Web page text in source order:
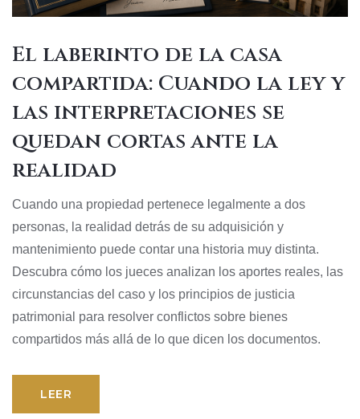
El laberinto de la casa
compartida: Cuando la ley y
las interpretaciones se
quedan cortas ante la
realidad
Cuando una propiedad pertenece legalmente a dos
personas, la realidad detrás de su adquisición y
mantenimiento puede contar una historia muy distinta.
Descubra cómo los jueces analizan los aportes reales, las
circunstancias del caso y los principios de justicia
patrimonial para resolver conflictos sobre bienes
compartidos más allá de lo que dicen los documentos.
LEER